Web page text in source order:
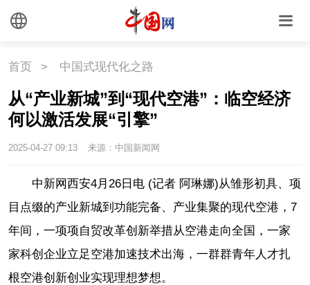
首页 > 中国式现代化之路
从“产业新城”到“现代空港”：临空经济
何以激活发展“引擎”
2025-04-27 09:13 来源：中国新闻网
中新网西安4月26日电 (记者 阿琳娜)从雏形初具、项
目点缀的产业新城到功能完备、产业集聚的现代空港，7
年间，一项项自贸改革创新举措从空港走向全国，一家
家科创企业立足空港加速技术出海，一群群青年人才扎
根空港创新创业实现理想梦想。